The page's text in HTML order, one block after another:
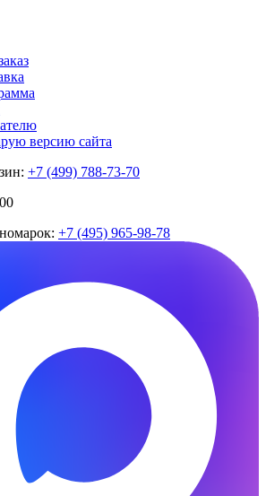
версию сайта
+7 (499) 788-73-70
+7 (495) 965-98-78